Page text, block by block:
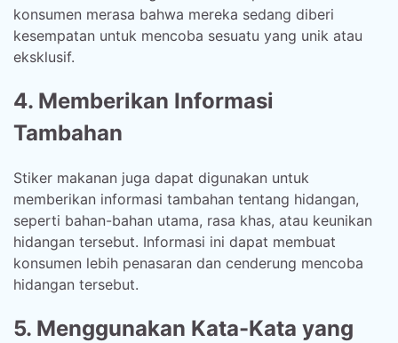
konsumen merasa bahwa mereka sedang diberi
kesempatan untuk mencoba sesuatu yang unik atau
eksklusif.
4. Memberikan Informasi
Tambahan
Stiker makanan juga dapat digunakan untuk
memberikan informasi tambahan tentang hidangan,
seperti bahan-bahan utama, rasa khas, atau keunikan
hidangan tersebut. Informasi ini dapat membuat
konsumen lebih penasaran dan cenderung mencoba
hidangan tersebut.
5. Menggunakan Kata-Kata yang